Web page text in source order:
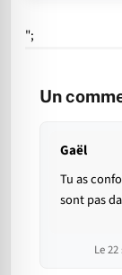
";
Un
Gaël
Tu as
sont pas
Le